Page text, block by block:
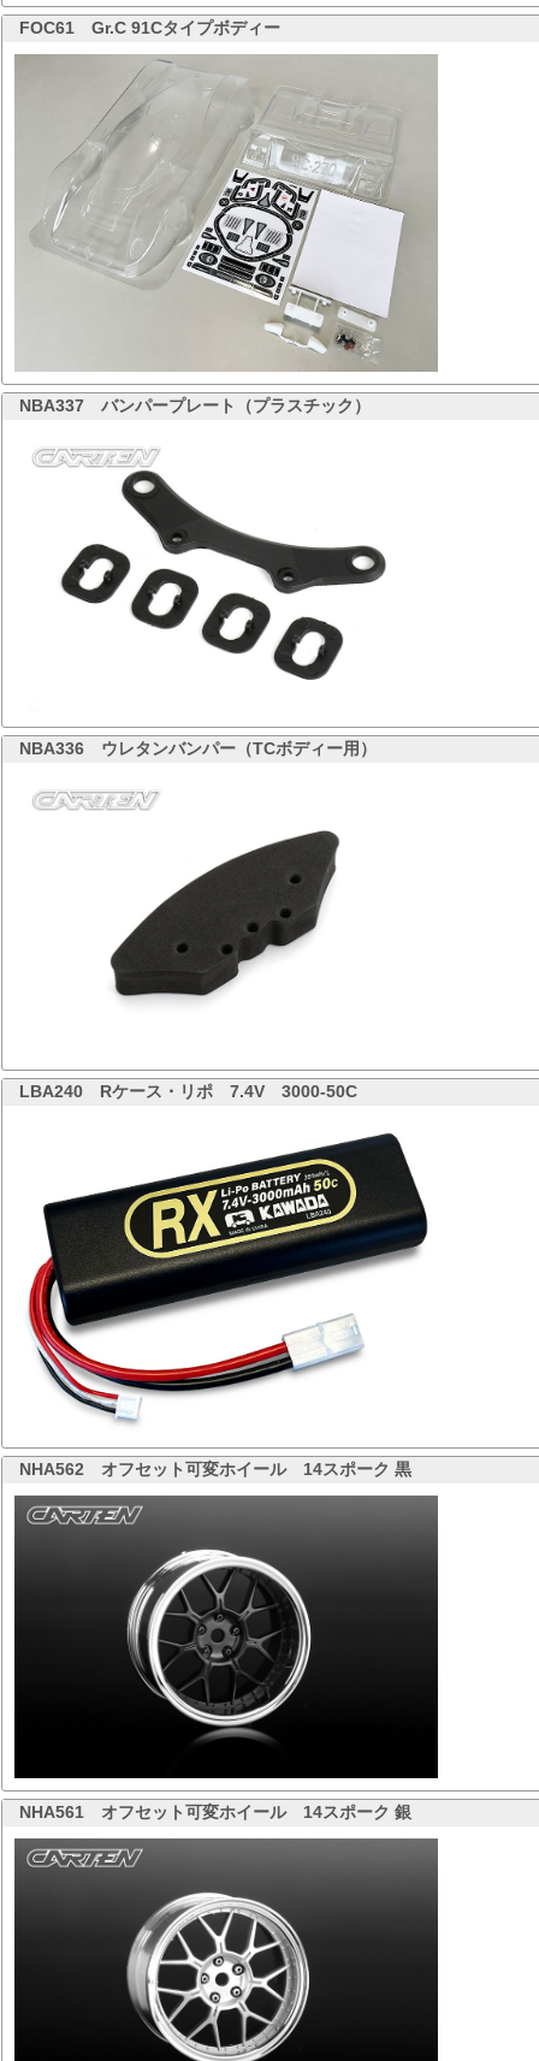
FOC61 Gr.C 91Cタイプボディー
NBA337 バンパープレート（プラスチック）
NBA336 ウレタンバンパー（TCボディー用）
LBA240 Rケース・リポ 7.4V 3000-50C
NHA562 オフセット可変ホイール 14スポーク 黒
NHA561 オフセット可変ホイール 14スポーク 銀